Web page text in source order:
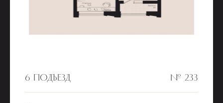
6 ПОДЪЕЗД № 233